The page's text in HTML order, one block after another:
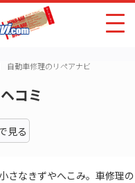
自動車修理のリペアナビ
コミ
見る
さなきずやへこみ。車修理の